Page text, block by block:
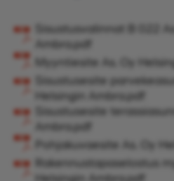
Sisustusvalinnat B 022
Ambra.pdf
Myyntiesite As. Oy
Sisustusesite
Helsingin Ambra.pdf
Sisustusesite
Ambra.pdf
Pohjakuvaesite As. Oy
Rakennustapaselostus